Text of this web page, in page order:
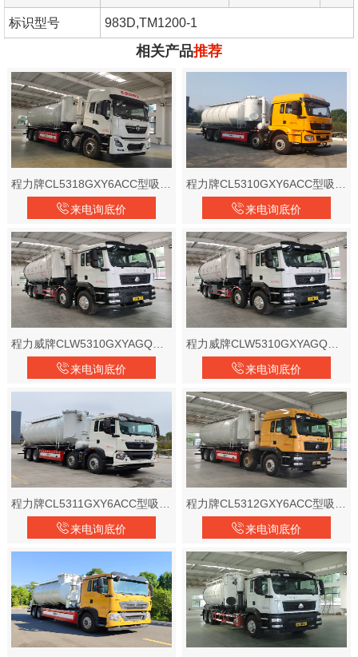
标识型号 983D,TM1200-1
相关产品推荐
来电询底价
来电询底价
来电询底价
来电询底价
来电询底价
来电询底价